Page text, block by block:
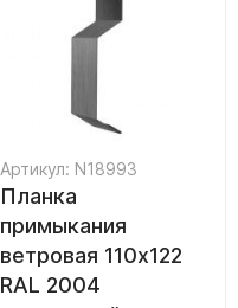
Артикул: N18993
Планка
примыкания
ветровая 110х122
RAL 2004